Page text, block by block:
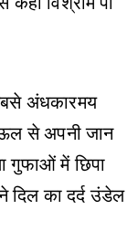
अंधकारमय
से अपनी जान
गुफाओं में छिपा
का दर्द उंडेल